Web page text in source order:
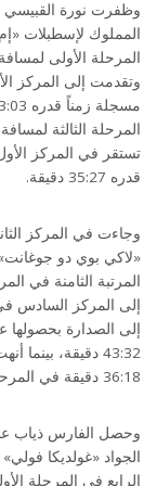
وظفرت نورة القبيسي
المملوك لإسطبلات
قدره 35:27 دقيقة.
وجاءت في المركز
«لاكي بوي دو
إلى الصدارة بحصولها
43:32 دقيقة،
36:18 دقيقة في المرحلة الرابعة.
وحصل الفارس ذياب
الجواد «غولديكا